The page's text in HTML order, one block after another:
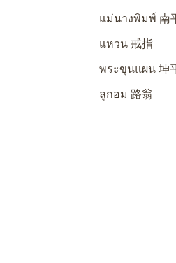
แม่นางพิมพ์ 南
แหวน 戒指
พระขุนแผน 坤
ลูกอม 路翁